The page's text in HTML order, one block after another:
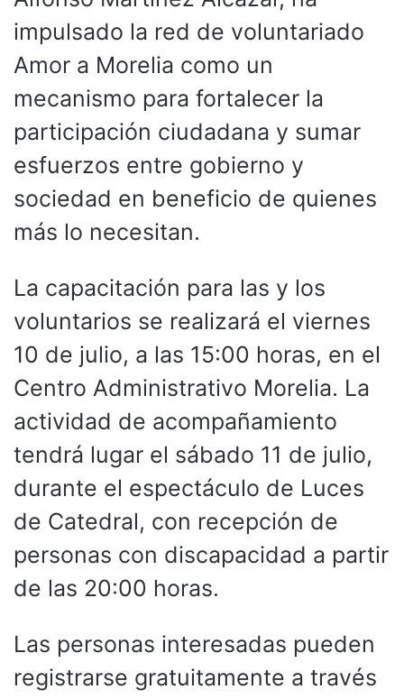
impulsado la red de voluntariado
Amor a Morelia como un
mecanismo para fortalecer la
participación ciudadana y sumar
esfuerzos entre gobierno y
sociedad en beneficio de quienes
más lo necesitan.
La capacitación para las y los
voluntarios se realizará el viernes
10 de julio, a las 15:00 horas, en el
Centro Administrativo Morelia. La
actividad de acompañamiento
tendrá lugar el sábado 11 de julio,
durante el espectáculo de Luces
de Catedral, con recepción de
personas con discapacidad a partir
de las 20:00 horas.
Las personas interesadas pueden
registrarse gratuitamente a través